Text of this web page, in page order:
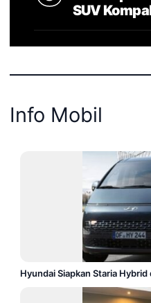
SUV
Info Mobil
Hyundai Siapkan Staria